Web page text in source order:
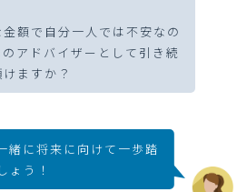
額で自分一人では不安なの
アドバイザーとして引き続
ますか？
緒に将来に向けて一歩踏
ょう！